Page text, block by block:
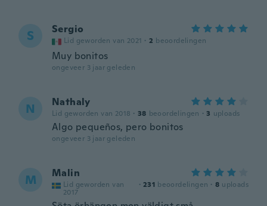
S Sergio
Lid geworden van 2021 · 2 beoordelingen
Muy bonitos
ongeveer 3 jaar geleden
N Nathaly
Lid geworden van 2018 · 38 beoordelingen · 3 uploads
Algo pequeños, pero bonitos
ongeveer 3 jaar geleden
M Malin
Lid geworden van
2017
· 231 beoordelingen · 8 uploads